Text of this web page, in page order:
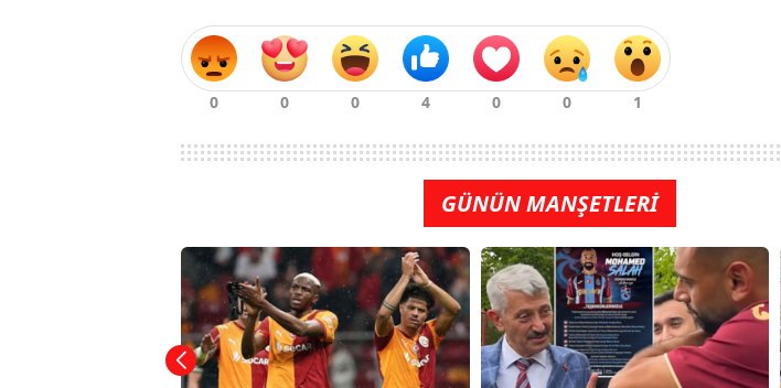
GÜNÜN MANŞETLERİ